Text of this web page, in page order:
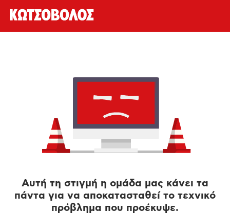
Αυτή τη στιγμή η ομάδα μας κάνει τα
πάντα για να αποκατασταθεί το τεχνικό
πρόβλημα που προέκυψε.